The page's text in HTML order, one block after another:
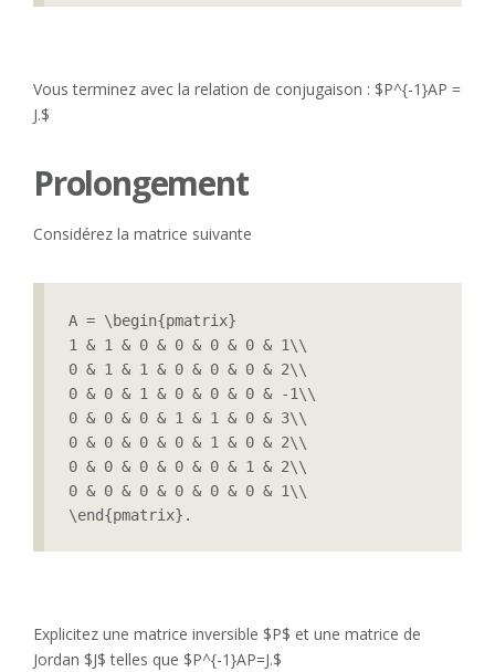
Vous terminez avec la relation de conjugaison : $P^{-1}AP =
J.$
Prolongement
Considérez la matrice suivante
A = \begin{pmatrix}
1 & 1 & 0 & 0 & 0 & 0 & 1\\
0 & 1 & 1 & 0 & 0 & 0 & 2\\
0 & 0 & 1 & 0 & 0 & 0 & -1\\
0 & 0 & 0 & 1 & 1 & 0 & 3\\
0 & 0 & 0 & 0 & 1 & 0 & 2\\
0 & 0 & 0 & 0 & 0 & 1 & 2\\
0 & 0 & 0 & 0 & 0 & 0 & 1\\
\end{pmatrix}.
Explicitez une matrice inversible $P$ et une matrice de
Jordan $J$ telles que $P^{-1}AP=J.$